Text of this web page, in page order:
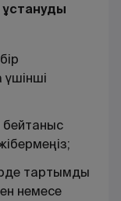
тартымды
немесе